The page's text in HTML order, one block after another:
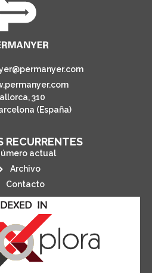
310
(España)
RECURRENTES
actual
Archivo
Contacto